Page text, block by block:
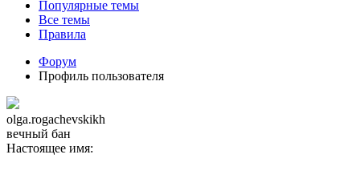
Популярные темы
Все темы
Правила
Форум
Профиль пользователя
olga.rogachevskikh
вечный бан
Настоящее имя: